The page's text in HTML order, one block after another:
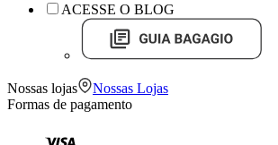
ACESSE O BLOG
Nossas lojas
Nossas Lojas
Formas de pagamento